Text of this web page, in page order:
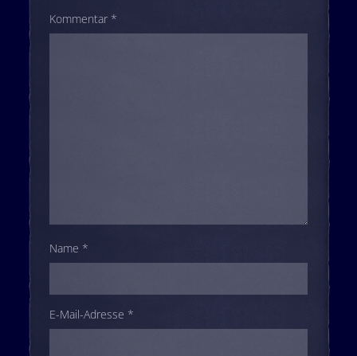
Kommentar *
Name *
E-Mail-Adresse *